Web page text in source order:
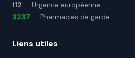
112 — Urgence européenne
3237 — Pharmacies de garde
Liens utiles